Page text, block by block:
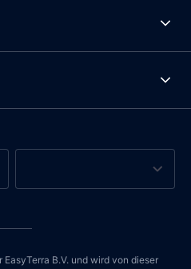
EasyTerra B.V. und wird von dieser